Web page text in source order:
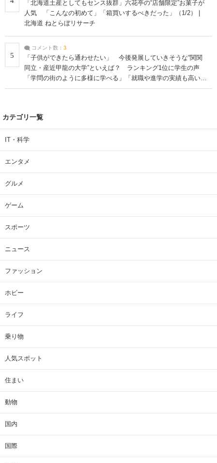
「北海道土産としてもセンス抜群」六花亭の“店舗限定”お菓子が
人気 「こんなの初めて」「箱買いするべきだった」（1/2） |
北海道 ねとらぼリサーチ
5
コメント数： 3
「子供ができたら通わせたい」 今後発展していきそうな“関関
同立・産近甲龍の大学”といえば？ ランキング1位に学生の声
「学問の街のように多様に学べる」「就職や進学の実績も高い」
| 大学 ねとらぼリサーチ
カテゴリ一覧
IT・科学
エンタメ
グルメ
ゲーム
スポーツ
ニュース
ファッション
ホビー
ライフ
乗り物
人気スポット
住まい
動物
国内
国際